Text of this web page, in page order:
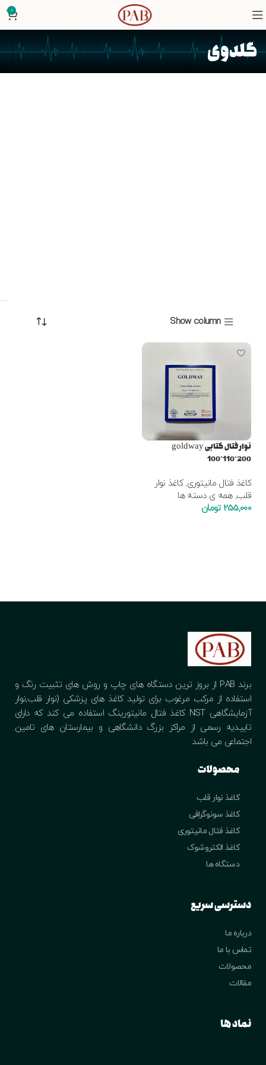
0
گلدوی
Show column
نوار فتال کتابی goldway
100*110*200
کاغذ فتال مانیتوری,کاغذ نوار
قلب,همه ی دسته ها
255,000 تومان
برند PAB از بروز ترین دستگاه های چاپ و روش های تثبیت رنگ و
استفاده از مرکب مرغوب برای تولید کاغذ های پزشکی (نوار قلب,نوار
آزمایشگاهی NST کاغذ فتال مانیتورینگ استفاده می کند که دارای
تاییدیه رسمی از مراکز بزرگ دانشگاهی و بیمارستان های تامین
اجتماعی می باشد
محصولات
کاغذ نوار قلب
کاغذ سونوگرافی
کاغذ فتال مانیتوری
کاغذ الکتروشوک
دستگاه ها
دسترسی سریع
درباره ما
تماس با ما
محصولات
مقالات
نماد ها